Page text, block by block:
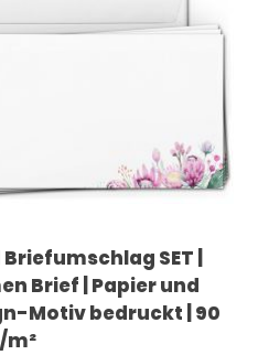
SET |
Brief | Papier und
Motiv bedruckt | 90
m²